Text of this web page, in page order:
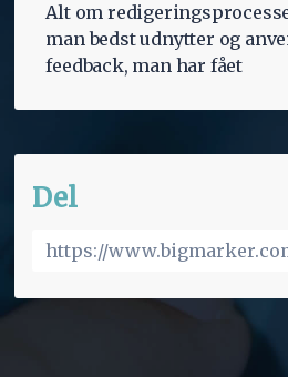
Alt om
man bedst udnytter og
feedback, man har fået
Del